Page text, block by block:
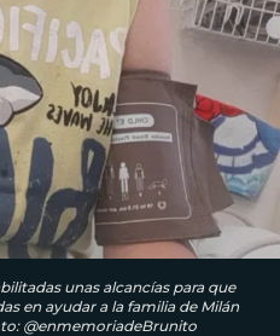
unas alcancías para que
en ayudar a la familia de Milán
@enmemoriadeBrunito